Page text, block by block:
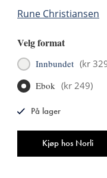
Rune Christiansen
Velg format
Innbundet (kr
Ebok (kr 249)
Kjøp hos Norli
På lager